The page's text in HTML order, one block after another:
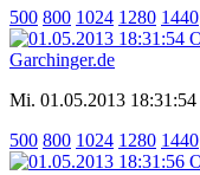
500 800 1024 1280 1440
Mi. 01.05.2013 18:31:54
500 800 1024 1280 1440